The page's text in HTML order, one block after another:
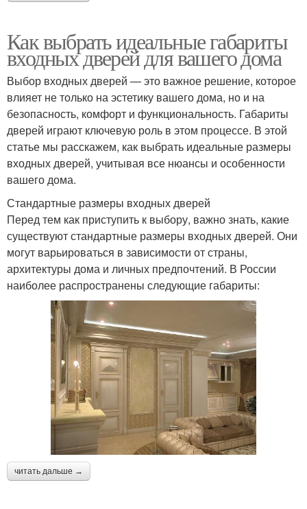
Как выбрать идеальные габариты
входных дверей для вашего дома
Выбор входных дверей — это важное решение, которое
влияет не только на эстетику вашего дома, но и на
безопасность, комфорт и функциональность. Габариты
дверей играют ключевую роль в этом процессе. В этой
статье мы расскажем, как выбрать идеальные размеры
входных дверей, учитывая все нюансы и особенности
вашего дома.
Стандартные размеры входных дверей
Перед тем как приступить к выбору, важно знать, какие
существуют стандартные размеры входных дверей. Они
могут варьироваться в зависимости от страны,
архитектуры дома и личных предпочтений. В России
наиболее распространены следующие габариты:
читать дальше →